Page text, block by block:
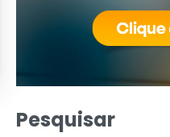
Pesquisar